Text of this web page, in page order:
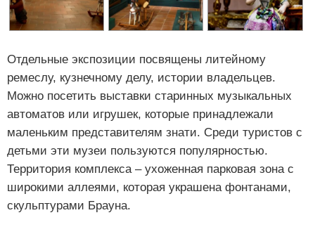
Отдельные экспозиции посвящены литейному
ремеслу, кузнечному делу, истории владельцев.
Можно посетить выставки старинных музыкальных
автоматов или игрушек, которые принадлежали
маленьким представителям знати. Среди туристов с
детьми эти музеи пользуются популярностью.
Территория комплекса – ухоженная парковая зона с
широкими аллеями, которая украшена фонтанами,
скульптурами Брауна.